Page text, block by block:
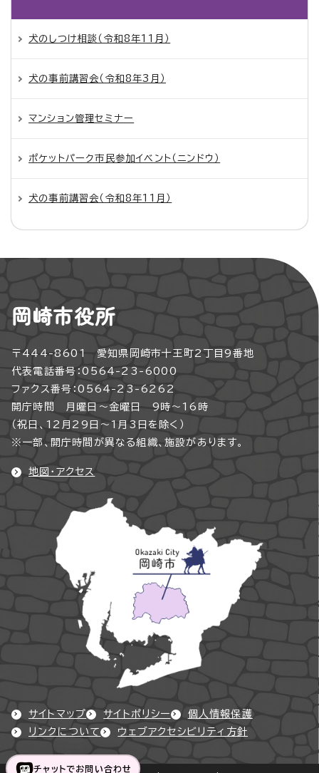
犬のしつけ相談（令和8年11月）
犬の事前講習会（令和8年3月）
マンション管理セミナー
ポケットパーク市民参加イベント（ニンドウ）
犬の事前講習会（令和8年11月）
岡崎市役所
〒444-8601 愛知県岡崎市十王町2丁目9番地
代表電話番号：0564-23-6000
ファクス番号：0564-23-6262
開庁時間 月曜日～金曜日 9時～16時
（祝日、12月29日～1月3日を除く）
※一部、開庁時間が異なる組織、施設があります。
地図・アクセス
サイトマップ サイトポリシー
個人情報保護
リンクについて
ウェブアクセシビリティ方針
チャットでお問い合わせ